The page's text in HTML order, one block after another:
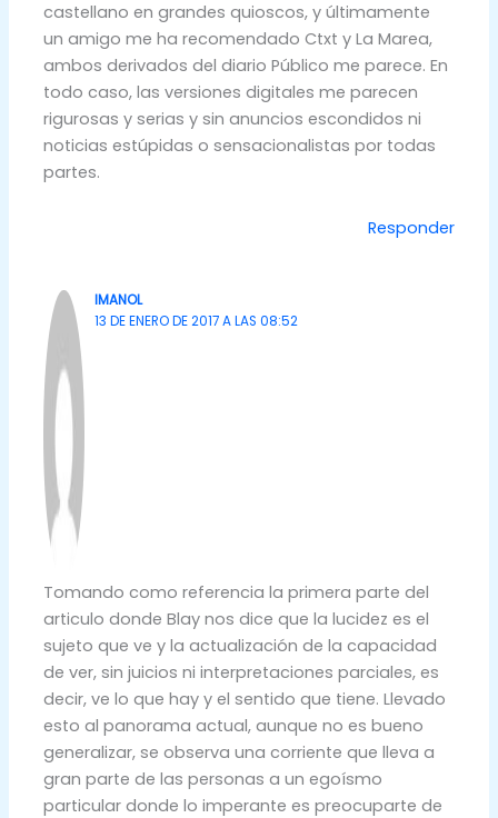
castellano en grandes quioscos, y últimamente
un amigo me ha recomendado Ctxt y La Marea,
ambos derivados del diario Público me parece. En
todo caso, las versiones digitales me parecen
rigurosas y serias y sin anuncios escondidos ni
noticias estúpidas o sensacionalistas por todas
partes.
Responder
IMANOL
13 DE ENERO DE 2017 A LAS 08:52
Tomando como referencia la primera parte del
articulo donde Blay nos dice que la lucidez es el
sujeto que ve y la actualización de la capacidad
de ver, sin juicios ni interpretaciones parciales, es
decir, ve lo que hay y el sentido que tiene. Llevado
esto al panorama actual, aunque no es bueno
generalizar, se observa una corriente que lleva a
gran parte de las personas a un egoísmo
particular donde lo imperante es preocuparte de